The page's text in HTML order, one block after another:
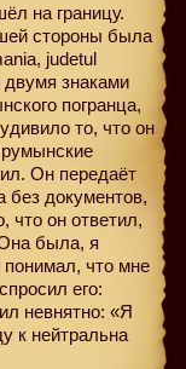
на границу.
стороны была
judetul
знаками
погранца,
то, что он
Он передаёт
без документов,
что он ответил,
была, я
что мне
его:
невнятно: «Я
к нейтральна